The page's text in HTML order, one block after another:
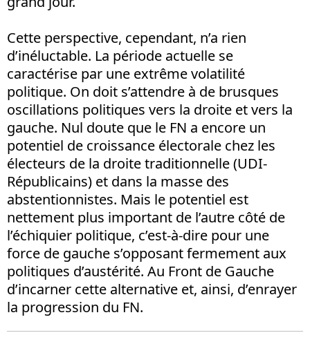
Cette perspective, cependant, n’a rien
d’inéluctable. La période actuelle se
caractérise par une extrême volatilité
politique. On doit s’attendre à de brusques
oscillations politiques vers la droite et vers la
gauche. Nul doute que le FN a encore un
potentiel de croissance électorale chez les
électeurs de la droite traditionnelle (UDI-
Républicains) et dans la masse des
abstentionnistes. Mais le potentiel est
nettement plus important de l’autre côté de
l’échiquier politique, c’est-à-dire pour une
force de gauche s’opposant fermement aux
politiques d’austérité. Au Front de Gauche
d’incarner cette alternative et, ainsi, d’enrayer
la progression du FN.